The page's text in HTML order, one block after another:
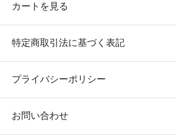
カートを見る
特定商取引法に基づく表記
プライバシーポリシー
お問い合わせ